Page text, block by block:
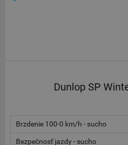
Dunlop SP
Brzdenie 100-0 km/h - sucho
Bezpečnosť jazdy - sucho